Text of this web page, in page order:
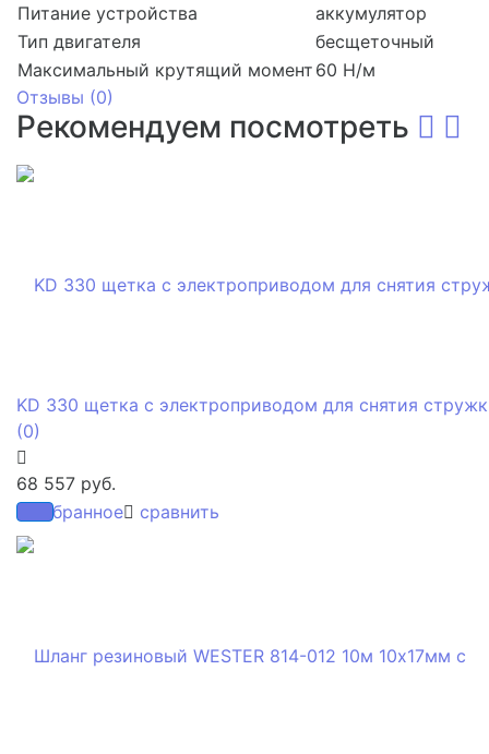
Питание устройства
аккумулятор
Тип двигателя
бесщеточный
Максимальный крутящий момент 60 Н/м
Отзывы (0)
Рекомендуем посмотреть
избранное сравнить
KD 330 щетка с электроприводом для снятия
(0)
68 557 руб.